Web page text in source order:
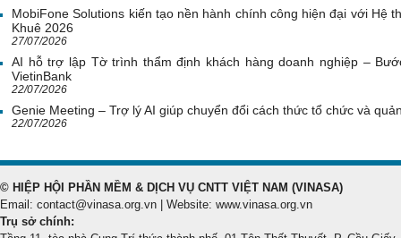
MobiFone Solutions kiến tạo nền hành chính công hiện đại với Hệ
Khuê 2026
27/07/2026
AI hỗ trợ lập Tờ trình thẩm định khách hàng doanh nghiệp –
VietinBank
22/07/2026
Genie Meeting – Trợ lý AI giúp chuyển đổi cách thức tổ chức và
22/07/2026
© HIỆP HỘI PHẦN MỀM & DỊCH VỤ CNTT VIỆT NAM (VINASA)
Email: contact@vinasa.org.vn | Website: www.vinasa.org.vn
Trụ sở chính: